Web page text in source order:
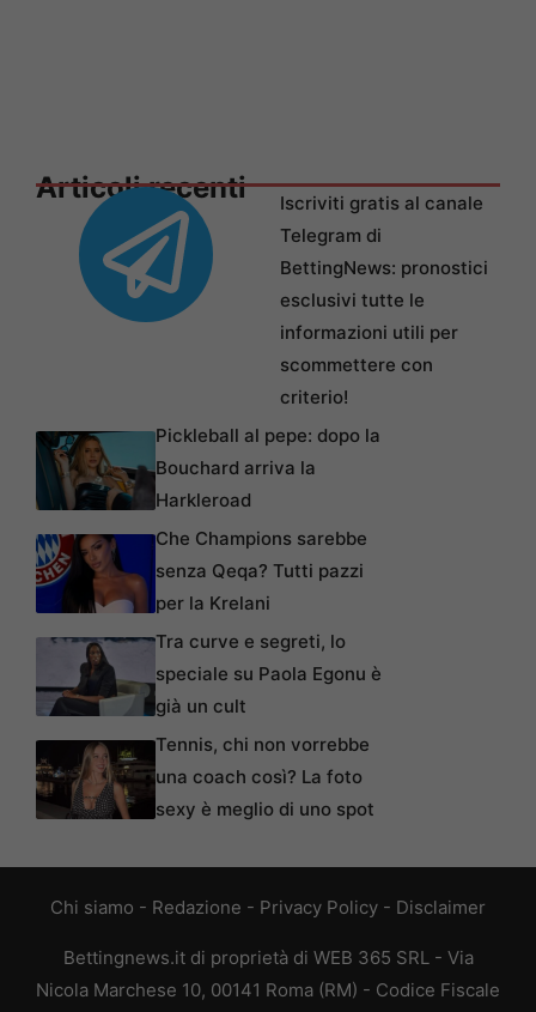
Articoli recenti
Iscriviti gratis al canale
Telegram di
BettingNews: pronostici
esclusivi tutte le
informazioni utili per
scommettere con
criterio!
Pickleball al pepe: dopo la
Bouchard arriva la
Harkleroad
Che Champions sarebbe
senza Qeqa? Tutti pazzi
per la Krelani
Tra curve e segreti, lo
speciale su Paola Egonu è
già un cult
Tennis, chi non vorrebbe
una coach così? La foto
sexy è meglio di uno spot
Chi siamo - Redazione - Privacy Policy - Disclaimer
Bettingnews.it di proprietà di WEB 365 SRL - Via
Nicola Marchese 10, 00141 Roma (RM) - Codice Fiscale